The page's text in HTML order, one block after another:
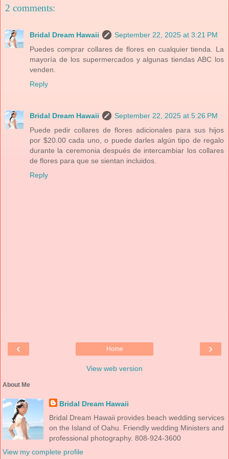
2 comments:
Bridal Dream Hawaii
September 22, 2025 at 3:21 PM
Puedes comprar collares de flores en cualquier tienda. La
mayoría de los supermercados y algunas tiendas ABC los
venden.
Reply
Bridal Dream Hawaii
September 22, 2025 at 5:26 PM
Puede pedir collares de flores adicionales para sus hijos
por $20.00 cada uno, o puede darles algún tipo de regalo
durante la ceremonia después de intercambiar los collares
de flores para que se sientan incluidos.
Reply
‹ ›
Home
View web version
About Me
Bridal Dream Hawaii
Bridal Dream Hawaii provides beach wedding services
on the Island of Oahu. Friendly wedding Ministers and
professional photography. 808-924-3600
View my complete profile